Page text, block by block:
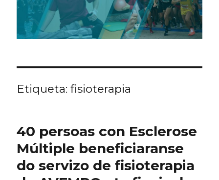
Etiqueta:fisioterapia
40 persoas con Esclerose
Múltiple beneficiaranse
do servizo de fisioterapia